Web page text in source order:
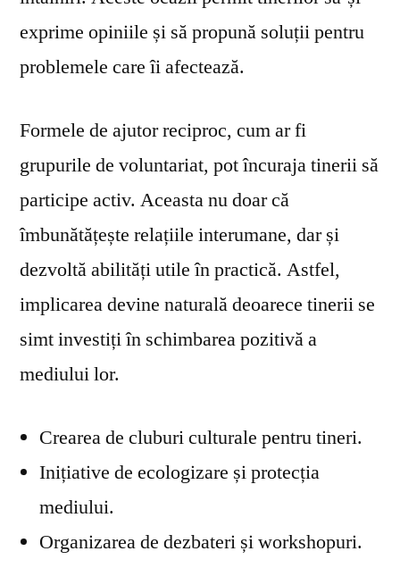
exprime opiniile și să propună soluții pentru
problemele care îi afectează.
Formele de ajutor reciproc, cum ar fi
grupurile de voluntariat, pot încuraja tinerii să
participe activ. Aceasta nu doar că
îmbunătățește relațiile interumane, dar și
dezvoltă abilități utile în practică. Astfel,
implicarea devine naturală deoarece tinerii se
simt investiți în schimbarea pozitivă a
mediului lor.
Crearea de cluburi culturale pentru tineri.
Inițiative de ecologizare și protecția
mediului.
Organizarea de dezbateri și workshopuri.